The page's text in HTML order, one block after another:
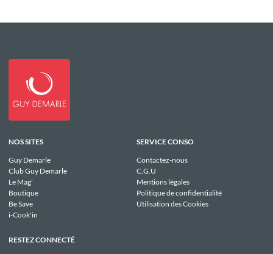
NOS SITES
Guy Demarle
Club Guy Demarle
Le Mag'
Boutique
Be Save
i-Cook'in
SERVICE CONSO
Contactez-nous
C.G.U
Mentions légales
Politique de confidentialité
Utilisation des Cookies
RESTEZ CONNECTÉ